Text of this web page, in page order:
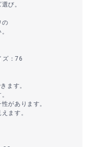
び。
の
ズ：76
ます。
があります。
ます。